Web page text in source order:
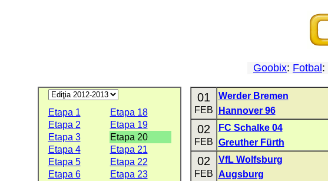
Goobix: Fotbal :
Etapa 1
Etapa 18
Etapa 2
Etapa 19
Etapa 3
Etapa 20
Etapa 4
Etapa 21
Etapa 5
Etapa 22
Etapa 6
Etapa 23
01
FEB
Werder Bremen
Hannover 96
02
FEB
FC Schalke 04
Greuther Fürth
02
FEB
VfL Wolfsburg
Augsburg